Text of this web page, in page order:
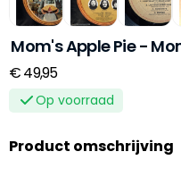
Mom's Apple Pie -
€ 49,95
Op voorraad
Product omschrijving